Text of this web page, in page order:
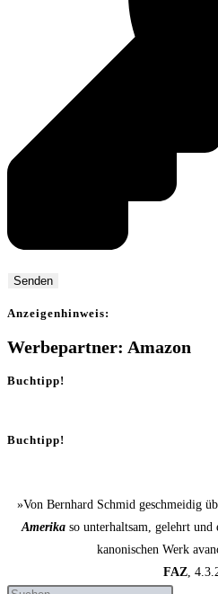
Anzei­gen­hin­weis:
Werbepartner: Amazon
Buchtipp!
Buchtipp!
»Von Bernhard Schmid geschmeidig
Amerika so unterhaltsam, gelehrt
kanonischen Werk
FAZ,